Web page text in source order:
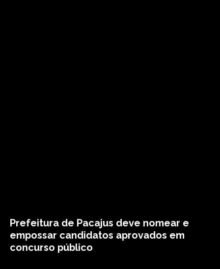
Prefeitura de Pacajus deve nomear e
empossar candidatos aprovados em
concurso público